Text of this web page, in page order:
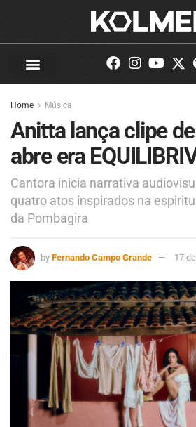
Home Música
Anitta lança clipe
abre era
Cantora inicia narrativa
quatro atos inspirados na
da Pombagira
by Fernando Campo Grande 17